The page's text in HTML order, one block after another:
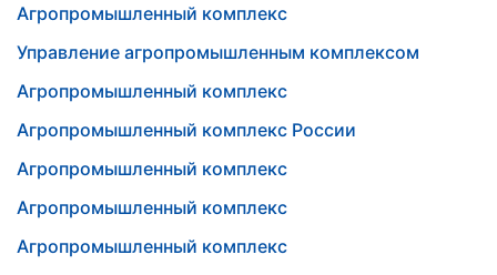
Агропромышленный комплекс
Управление агропромышленным комплексом
Агропромышленный комплекс
Агропромышленный комплекс России
Агропромышленный комплекс
Агропромышленный комплекс
Агропромышленный комплекс